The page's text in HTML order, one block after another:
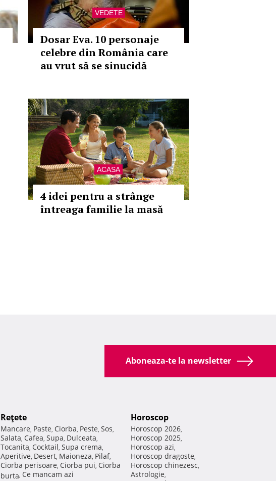
VEDETE
Dosar Eva. 10 personaje
celebre din România care
au vrut să se sinucidă
ACASA
4 idei pentru a strânge
întreaga familie la masă
Aboneaza-te la newsletter
Reţete
Mancare, Paste, Ciorba, Peste, Sos,
Salata, Cafea, Supa, Dulceata,
Tocanita, Cocktail, Supa crema,
Aperitive, Desert, Maioneza, Pilaf,
Ciorba perisoare, Ciorba pui, Ciorba
burta, Ce mancam azi
Horoscop
Horoscop 2026,
Horoscop 2025,
Horoscop azi,
Horoscop dragoste,
Horoscop chinezesc,
Astrologie,